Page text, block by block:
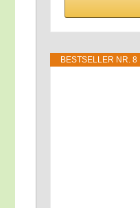
BEST­SEL­LER NR. 8